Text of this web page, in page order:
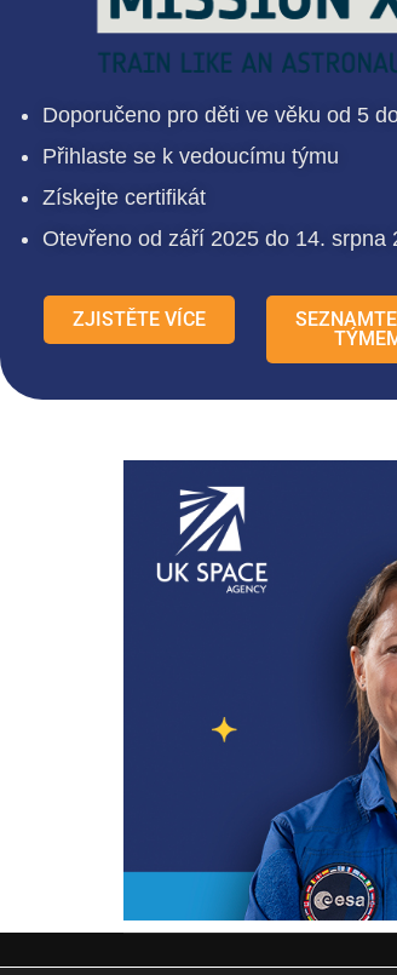
Doporučeno pro děti ve věku od 5
Přihlaste se k vedoucímu týmu
Získejte certifikát
Otevřeno od září 2025 do 14. srpna
ZJISTĚTE VÍCE